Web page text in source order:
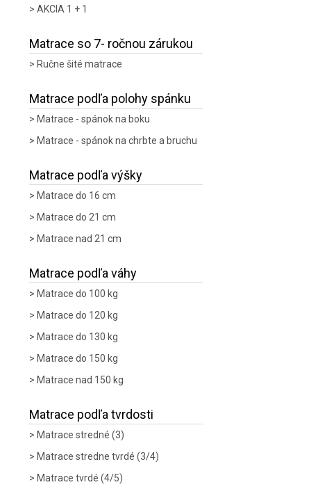
AKCIA 1 + 1
Matrace so 7- ročnou zárukou
Ručne šité matrace
Matrace podľa polohy spánku
Matrace - spánok na boku
Matrace - spánok na chrbte a bruchu
Matrace podľa výšky
Matrace do 16 cm
Matrace do 21 cm
Matrace nad 21 cm
Matrace podľa váhy
Matrace do 100 kg
Matrace do 120 kg
Matrace do 130 kg
Matrace do 150 kg
Matrace nad 150 kg
Matrace podľa tvrdosti
Matrace stredné (3)
Matrace stredne tvrdé (3/4)
Matrace tvrdé (4/5)